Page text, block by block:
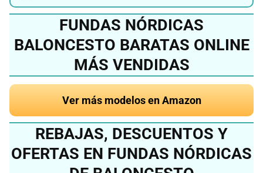
FUNDAS NÓRDICAS
BALONCESTO BARATAS ONLINE
MÁS VENDIDAS
Ver más modelos en Amazon
REBAJAS, DESCUENTOS Y
OFERTAS EN FUNDAS NÓRDICAS